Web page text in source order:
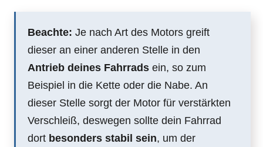
Beachte: Je nach Art des Motors greift
dieser an einer anderen Stelle in den
Antrieb deines Fahrrads ein, so zum
Beispiel in die Kette oder die Nabe. An
dieser Stelle sorgt der Motor für verstärkten
Verschleiß, deswegen sollte dein Fahrrad
dort besonders stabil sein, um der